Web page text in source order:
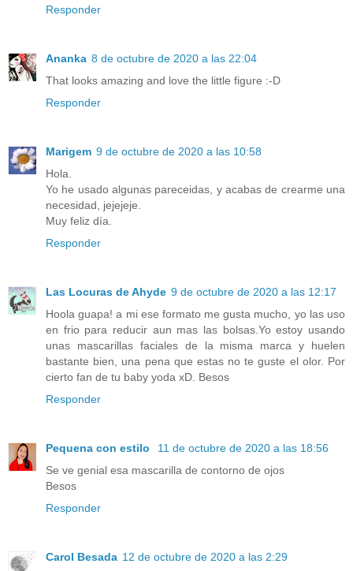
Responder
Ananka 8 de octubre de 2020 a las 22:04
That looks amazing and love the little figure :-D
Responder
Marigem 9 de octubre de 2020 a las 10:58
Hola.
Yo he usado algunas pareceidas, y acabas de crearme una
necesidad, jejejeje.
Muy feliz día.
Responder
Las Locuras de Ahyde 9 de octubre de 2020 a las 12:17
Hoola guapa! a mi ese formato me gusta mucho, yo las uso
en frio para reducir aun mas las bolsas.Yo estoy usando
unas mascarillas faciales de la misma marca y huelen
bastante bien, una pena que estas no te guste el olor. Por
cierto fan de tu baby yoda xD. Besos
Responder
Pequena con estilo
11 de octubre de 2020 a las 18:56
Se ve genial esa mascarilla de contorno de ojos
Besos
Responder
Carol Besada 12 de octubre de 2020 a las 2:29